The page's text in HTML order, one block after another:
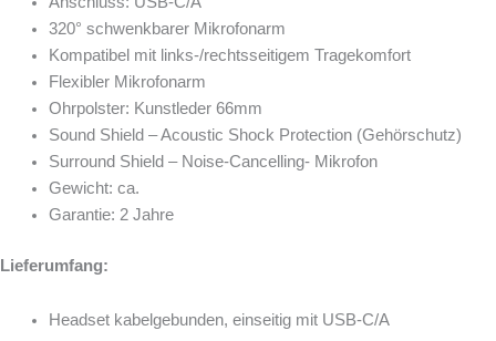
320° schwenkbarer Mikrofonarm
Kompatibel mit links-/rechtsseitigem Tragekomfort
Flexibler Mikrofonarm
Ohrpolster: Kunstleder 66mm
Sound Shield – Acoustic Shock Protection (Gehörschutz)
Surround Shield – Noise-Cancelling- Mikrofon
Gewicht: ca.
Garantie: 2 Jahre
Lieferumfang:
Headset kabelgebunden, einseitig mit USB-C/A